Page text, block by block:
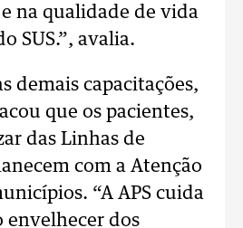
na qualidade de vida
SUS.”, avalia.
demais capacitações,
que os pacientes,
das Linhas de
com a Atenção
“A APS cuida
envelhecer dos